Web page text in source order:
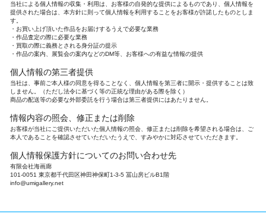
当社による個人情報の収集・利用は、お客様の自発的な提供によるものであり、個人情報を
提供された場合は、本方針に則って個人情報を利用することをお客様が許諾したものとしま
す。
お買い上げ頂いた作品をお届けするうえで必要な業務
作品査定の際に必要な業務
買取の際に義務とされる身分証の提示
作品の案内、展覧会の案内などのDM等、お客様への有益な情報の提供
個人情報の第三者提供
当社は、事前ご本人様の同意を得ることなく、個人情報を第三者に開示・提供することは致
しません。（ただし法令に基づく等の正統な理由がある際を除く）
商品の配送等の必要な外部委託を行う場合は第三者提供にはあたりません。
情報内容の照会、修正または削除
お客様が当社にご提供いただいた個人情報の照会、修正または削除を希望される場合は、ご
本人であることを確認させていただいたうえで、すみやかに対応させていただきます。
個人情報保護方針についてのお問い合わせ先
有限会社海画廊
101-0051 東京都千代田区神田神保町1-3-5 冨山房ビルB1階
info@umigallery.net